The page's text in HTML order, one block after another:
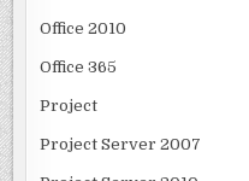
Office 2010
Office 365
Project
Project Server 2007